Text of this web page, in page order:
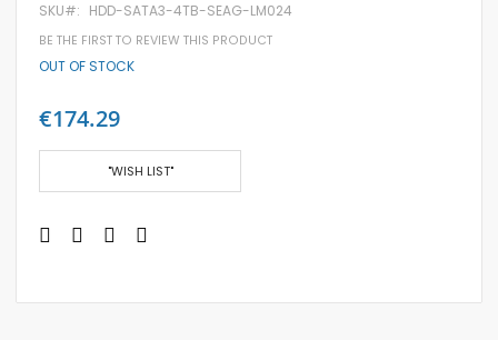
of
the
images
gallery
SKU HDD-SATA3-4TB-SEAG-LM024
BE THE FIRST TO REVIEW THIS PRODUCT
OUT OF STOCK
€174.29
"WISH LIST"